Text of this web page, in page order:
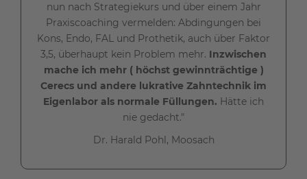
nun nach Strategiekurs und über einem Jahr
Praxiscoaching vermelden: Abdingungen bei
Kons, Endo, FAL und Prothetik, auch über Faktor
3,5, überhaupt kein Problem mehr. Inzwischen
mache ich mehr ( höchst gewinnträchtige )
Cerecs und andere lukrative Zahntechnik im
Eigenlabor als normale Füllungen. Hätte ich
nie gedacht."
Dr. Harald Pohl, Moosach